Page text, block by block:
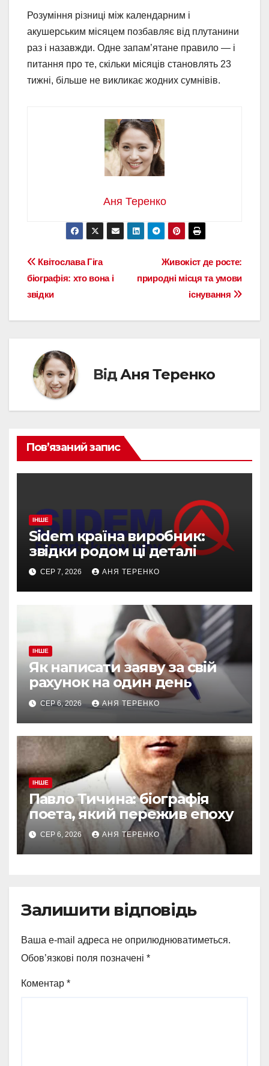
Розуміння різниці між календарним і
акушерським місяцем позбавляє від плутанини
раз і назавжди. Одне запам’ятане правило — і
питання про те, скільки місяців становлять 23
тижні, більше не викликає жодних сумнівів.
Аня Теренко
Навігація
записів
Живокіст де росте:
природні місця та умови
існування
Квітослава Гіга
біографія: хто вона і
звідки
ВідАня Теренко
Пов’язаний запис
ІНШЕ
Sidem країна виробник:
звідки родом ці деталі
СЕР 7, 2026 АНЯ ТЕРЕНКО
ІНШЕ
Як написати заяву за свій
рахунок на один день
СЕР 6, 2026 АНЯ ТЕРЕНКО
ІНШЕ
Павло Тичина: біографія
поета, який пережив епоху
СЕР 6, 2026 АНЯ ТЕРЕНКО
Залишити відповідь
Ваша e-mail адреса не оприлюднюватиметься.
Обов’язкові поля позначені *
Коментар *